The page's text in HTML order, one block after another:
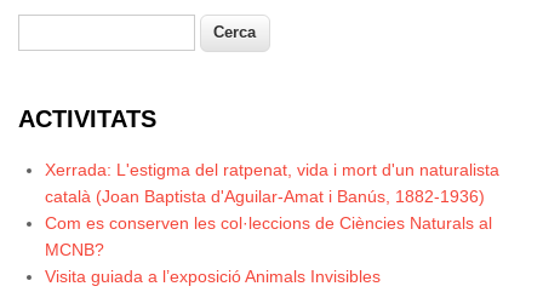
Formulari de cerca
ACTIVITATS
Xerrada: L'estigma del ratpenat, vida i mort d'un naturalista
català (Joan Baptista d'Aguilar-Amat i Banús, 1882-1936)
Com es conserven les col·leccions de Ciències Naturals al
MCNB?
Visita guiada a l’exposició Animals Invisibles